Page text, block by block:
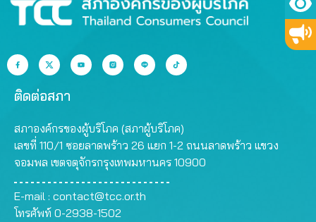
ติดต่อสภา
สภาองค์กรของผู้บริโภค (สภาผู้บริโภค)
เลขที่ 110/1 ซอยลาดพร้าว 26 แยก 1-2 ถนนลาดพร้าว แขวง
จอมพล เขตจตุจักรกรุงเทพมหานคร 10900
E-mail : contact@tcc.or.th
โทรศัพท์ 0-2938-1502